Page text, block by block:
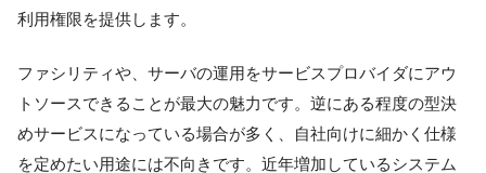
利用権限を提供します。
ファシリティや、サーバの運用をサービスプロバイダにアウ
トソースできることが最大の魅力です。逆にある程度の型決
めサービスになっている場合が多く、自社向けに細かく仕様
を定めたい用途には不向きです。近年増加しているシステム